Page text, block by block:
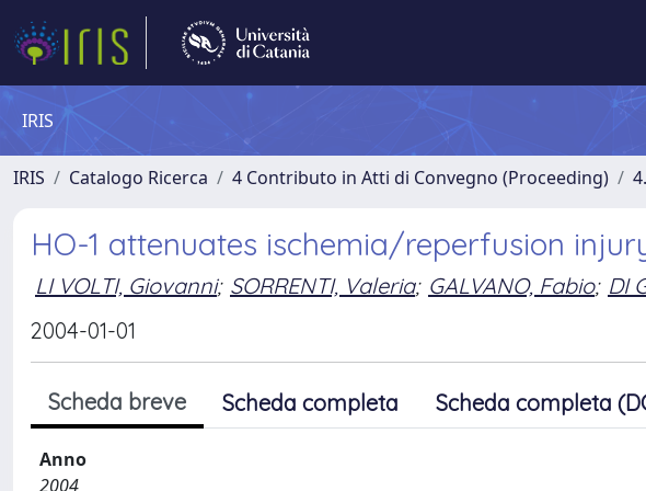
IRIS
IRIS Catalogo Ricerca 4 Contributo in Atti di Convegno (Proceeding)
HO-1 attenuates ischemia/reperfusion
LI VOLTI, Giovanni; SORRENTI, Valeria; GALVANO, Fabio; DI
2004-01-01
Scheda breve Scheda completa Scheda completa
Anno
2004